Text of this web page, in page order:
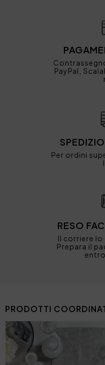
PayPal,
Per ordini
RESO
Il corriere
Prepara il
PRODOTTI